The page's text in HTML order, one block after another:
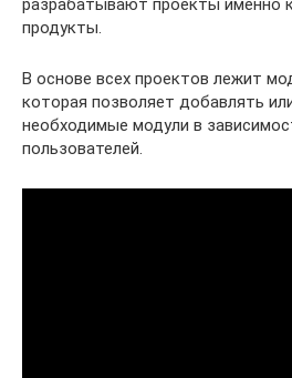
разрабатывают проекты именно
продукты.
В основе всех проектов лежит
которая позволяет добавлять
необходимые модули в
пользователей.